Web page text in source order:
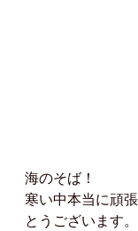
海のそば！
寒い中本当に頑
とうございます。